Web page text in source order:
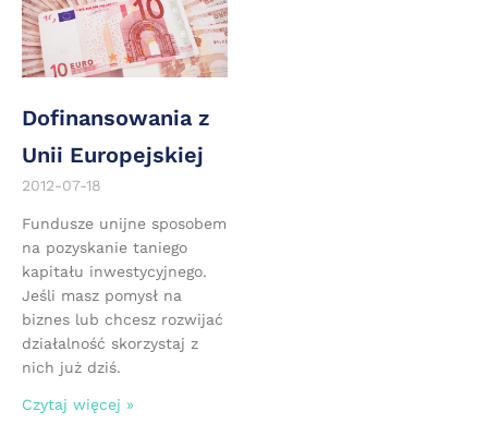
Dofinansowania z
Unii Europejskiej
2012-07-18
Fundusze unijne sposobem
na pozyskanie taniego
kapitału inwestycyjnego.
Jeśli masz pomysł na
biznes lub chcesz rozwijać
działalność skorzystaj z
nich już dziś.
Czytaj więcej »